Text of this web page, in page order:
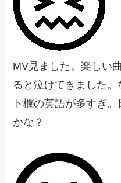
MV見ました。楽しい
ると泣けてきました
ト欄の英語が多すぎ
かな？